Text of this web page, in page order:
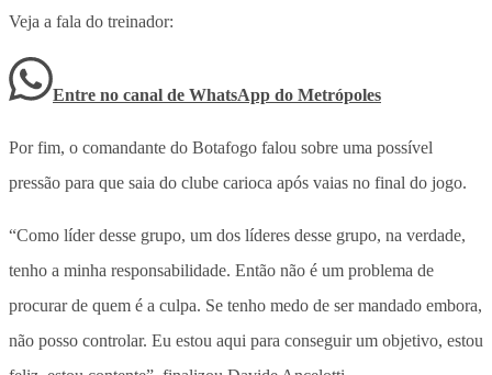
Veja a fala do treinador:
Entre no canal de WhatsApp do Metrópoles
Por fim, o comandante do Botafogo falou sobre uma possível
pressão para que saia do clube carioca após vaias no final do jogo.
“Como líder desse grupo, um dos líderes desse grupo, na verdade,
tenho a minha responsabilidade. Então não é um problema de
procurar de quem é a culpa. Se tenho medo de ser mandado embora,
não posso controlar. Eu estou aqui para conseguir um objetivo, estou